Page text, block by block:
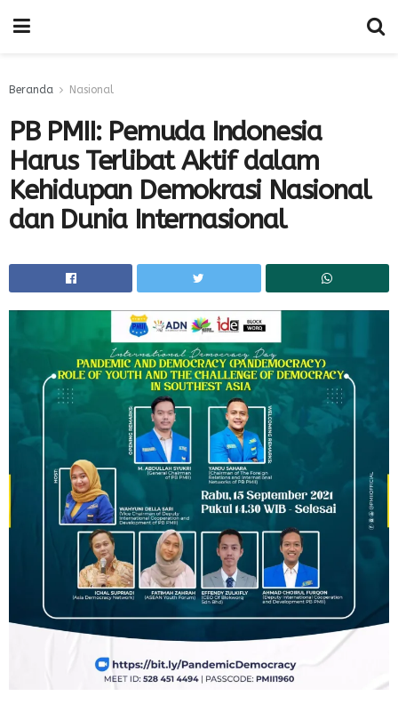
Beranda Nasional
PB PMII: Pemuda Indonesia
Harus Terlibat Aktif dalam
Kehidupan Demokrasi Nasional
dan Dunia Internasional